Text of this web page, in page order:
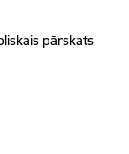
pārskats